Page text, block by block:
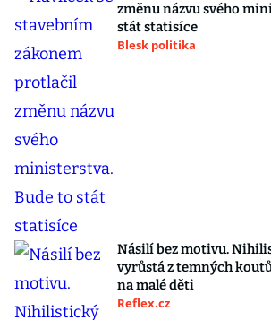
změnu názvu svého
stát statisíce
Blesk politika
Násilí bez motivu.
vyrůstá z temných
na malé děti
Reflex.cz